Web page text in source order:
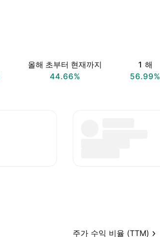
올해 초부터 현재까지
44.66%
1 해
56.99%
주가 수익 비율 (TTM)